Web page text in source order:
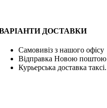
ДОСТАВКИ
Самовивіз з нашого офісу
Відправка Новою поштою
Курьерська доставка таксі.